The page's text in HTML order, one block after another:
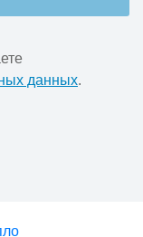
данных.